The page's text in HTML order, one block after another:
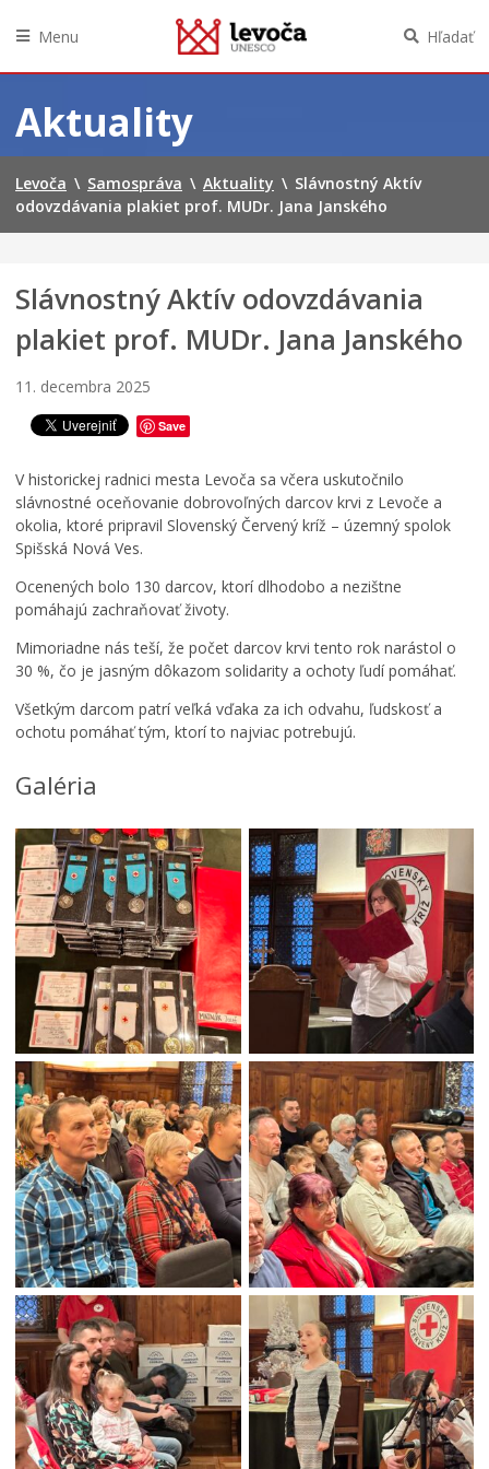
obsah
Menu Hľadať
Aktuality
Levoča \ Samospráva \ Aktuality \ Slávnostný Aktív
odovzdávania plakiet prof. MUDr. Jana Janského
Slávnostný Aktív odovzdávania
plakiet prof. MUDr. Jana Janského
11. decembra 2025
Save
V historickej radnici mesta Levoča sa včera uskutočnilo
slávnostné oceňovanie dobrovoľných darcov krvi z Levoče a
okolia, ktoré pripravil Slovenský Červený kríž – územný spolok
Spišská Nová Ves.
Ocenených bolo 130 darcov, ktorí dlhodobo a nezištne
pomáhajú zachraňovať životy.
Mimoriadne nás teší, že počet darcov krvi tento rok narástol o
30 %, čo je jasným dôkazom solidarity a ochoty ľudí pomáhať.
Všetkým darcom patrí veľká vďaka za ich odvahu, ľudskosť a
ochotu pomáhať tým, ktorí to najviac potrebujú.
Galéria